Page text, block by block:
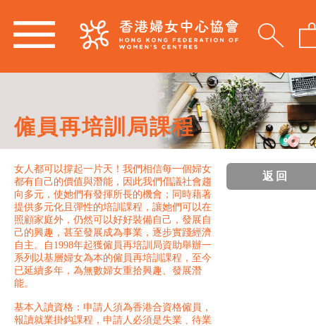
僱員再培訓局課程
女人都可以撐起一片天！我們相信每一個婦女
都有自己的價值與潛能，因此我們倡議社會趨
向多元，使她們有發揮所長的機會；同時藉著
提供多元化且彈性的培訓課程，讓她們可以在
照顧家庭外，仍然可以好好裝備自己，發展自
己的興趣，甚至發展成為事業，逐步實踐經濟
自主。自1998年起獲僱員再培訓局資助舉辦一
系列以基層婦女為本的僱員再培訓課程，至今
已延續多年，為無數婦女重拾興趣、發展潛
能。
基本入讀資格：申請人須為香港合資格僱員，
報讀就業掛鈎課程，申請人必須是失業﹑待業
返回